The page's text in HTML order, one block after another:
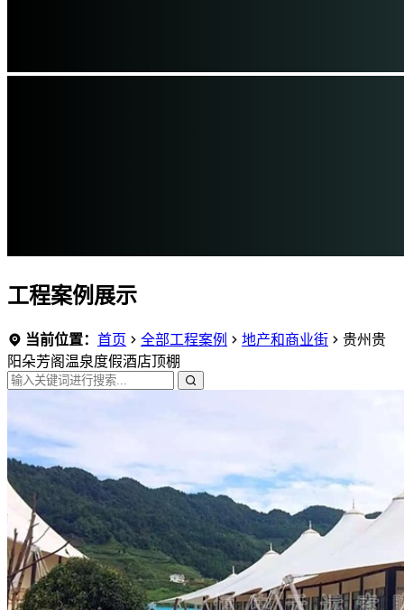
工程案例展示
当前位置： 首页 全部工程案例 地产和商业街
贵州贵
阳朵芳阁温泉度假酒店顶棚